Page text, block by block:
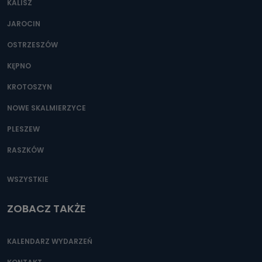
Można to zrobić pod numerem telefonu 62 735-51-05 lub
KALISZ
JAROCIN
OSTRZESZÓW
KĘPNO
KROTOSZYN
NOWE SKALMIERZYCE
PLESZEW
RASZKÓW
WSZYSTKIE
ZOBACZ TAKŻE
KALENDARZ WYDARZEŃ